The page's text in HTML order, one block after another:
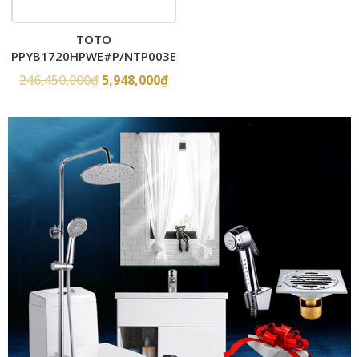
TOTO
PPYB1720HPWE#P/NTP003E
– Bồn tắm xây massage
ngọc trai
246,450,000₫ 5,948,000₫